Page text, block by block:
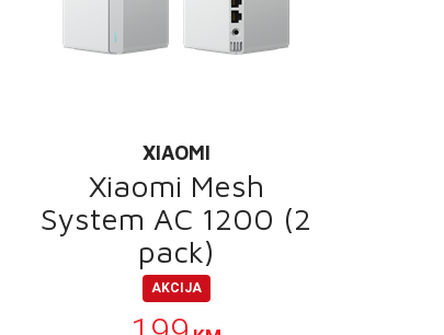
XIAOMI
Xiaomi Mesh
System AC 1200 (2
pack)
AKCIJA